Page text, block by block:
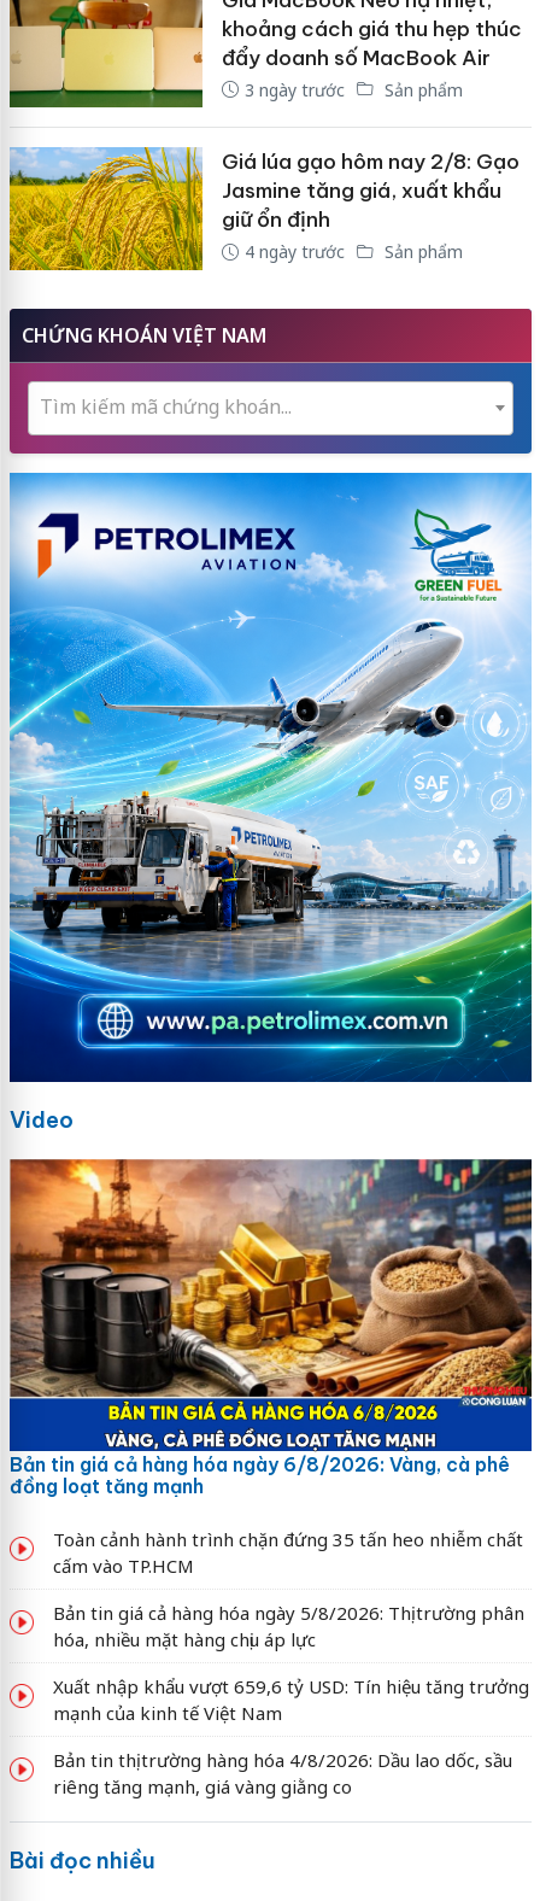
khoảng cách giá thu hẹp thúc
đẩy doanh số MacBook Air
3 ngày trước Sản phẩm
Giá lúa gạo hôm nay 2/8: Gạo
Jasmine tăng giá, xuất khẩu
giữ ổn định
4 ngày trước Sản phẩm
CHỨNG KHOÁN VIỆT NAM
Tìm kiếm mã chứng khoán...
Video
Bản tin giá cả hàng hóa ngày 6/8/2026: Vàng, cà phê
đồng loạt tăng mạnh
Toàn cảnh hành trình chặn đứng 35 tấn heo nhiễm chất
cấm vào TP.HCM
Bản tin giá cả hàng hóa ngày 5/8/2026: Thị trường phân
hóa, nhiều mặt hàng chịu áp lực
Xuất nhập khẩu vượt 659,6 tỷ USD: Tín hiệu tăng trưởng
mạnh của kinh tế Việt Nam
Bản tin thị trường hàng hóa 4/8/2026: Dầu lao dốc, sầu
riêng tăng mạnh, giá vàng giằng co
Bài đọc nhiều